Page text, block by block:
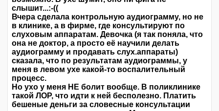
слышит...:-((
Вчера сделала контрольную аудиограмму, но не
в клинике, а в фирме, где консультируют по
слуховым аппаратам. Девочка (я так поняла, что
она не доктор, а просто её научили делать
аудиограмму и продавать слух.аппараты)
сказала, что по результатам аудиограммы, у
меня в левом ухе какой-то воспалительный
процесс.
Но ухо у меня НЕ болит вообще. В поликлинике
такой ЛОР, что идти к ней бесполезно. Платить
бешеные деньги за словесные консультации